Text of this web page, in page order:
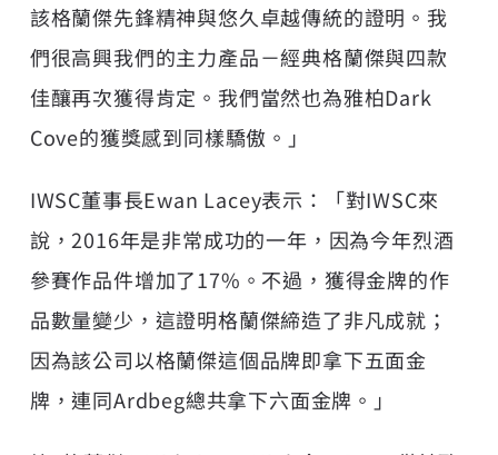
該格蘭傑先鋒精神與悠久卓越傳統的證明。我
們很高興我們的主力產品－經典格蘭傑與四款
佳釀再次獲得肯定。我們當然也為雅柏Dark
Cove的獲獎感到同樣驕傲。」
IWSC董事長Ewan Lacey表示：「對IWSC來
說，2016年是非常成功的一年，因為今年烈酒
參賽作品件增加了17%。不過，獲得金牌的作
品數量變少，這證明格蘭傑締造了非凡成就；
因為該公司以格蘭傑這個品牌即拿下五面金
牌，連同Ardbeg總共拿下六面金牌。」